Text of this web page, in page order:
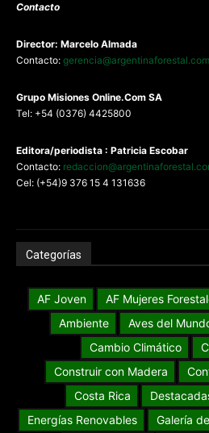
Contacto
Director: Marcelo Almada
Contacto: gerencia@argentinaforestal.com
Grupo Misiones Online.Com SA
Tel: +54 (0376) 4425800
Editora/periodista : Patricia Escobar
Contacto:
Cel: (+54)9 376 15 4 131636
Categorías
AF Joven AF Mujeres
Ambiente
Aves del
Cambio Climático
Construir con Madera
Costa Rica
Energías Renovables
Galería